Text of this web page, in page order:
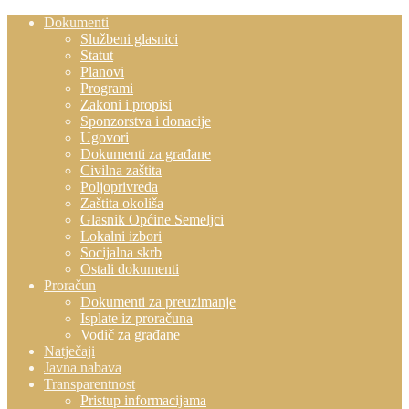
Dokumenti
Službeni glasnici
Statut
Planovi
Programi
Zakoni i propisi
Sponzorstva i donacije
Ugovori
Dokumenti za građane
Civilna zaštita
Poljoprivreda
Zaštita okoliša
Glasnik Općine Semeljci
Lokalni izbori
Socijalna skrb
Ostali dokumenti
Proračun
Dokumenti za preuzimanje
Isplate iz proračuna
Vodič za građane
Natječaji
Javna nabava
Transparentnost
Pristup informacijama